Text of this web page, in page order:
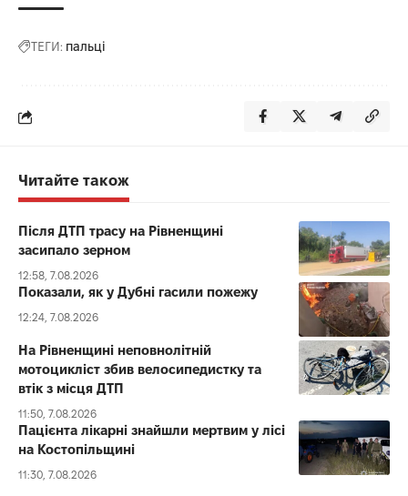
ТЕГИ: пальці
Читайте також
Після ДТП трасу на Рівненщині
засипало зерном
12:58, 7.08.2026
Показали, як у Дубні гасили пожежу
12:24, 7.08.2026
На Рівненщині неповнолітній
мотоцикліст збив велосипедистку та
втік з місця ДТП
11:50, 7.08.2026
Пацієнта лікарні знайшли мертвим у лісі
на Костопільщині
11:30, 7.08.2026